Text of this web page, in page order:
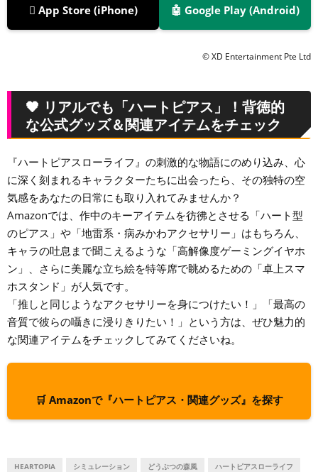
 App Store (iPhone) 🤖 Google Play (Android)
© XD Entertainment Pte Ltd
🖤 リアルでも「ハートピアス」！背徳的
な公式グッズ＆関連アイテムをチェック
『ハートピアスローライフ』の刺激的な物語にのめり込み、心
に深く刻まれるキャラクターたちに出会ったら、その独特の空
気感をあなたの日常にも取り入れてみませんか？
Amazonでは、作中のキーアイテムを彷彿とさせる「ハート型
のピアス」や「地雷系・病みかわアクセサリー」はもちろん、
キャラの吐息まで聞こえるような「高解像度ゲーミングイヤホ
ン」、さらに美麗な立ち絵を特等席で眺めるための「卓上スマ
ホスタンド」が人気です。
「推しと同じようなアクセサリーを身につけたい！」「最高の
音質で彼らの囁きに浸りきりたい！」という方は、ぜひ魅力的
な関連アイテムをチェックしてみてくださいね。
🛒 Amazonで『ハートピアス・関連グッズ』を探す
HEARTOPIA シミュレーション どうぶつの森風 ハートピアスローライフ